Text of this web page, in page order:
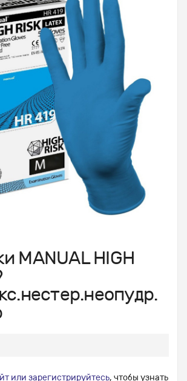
MANUAL HIGH
или зарегистрируйтесь, чтобы узнать